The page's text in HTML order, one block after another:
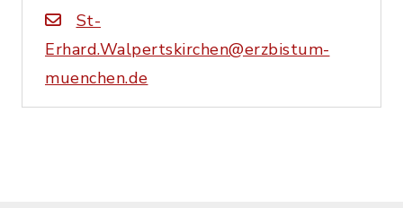
St-
Erhard.Walpertskirchen@erzbistum-
muenchen.de